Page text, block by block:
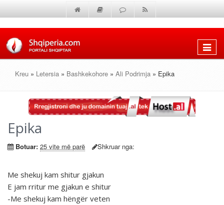
Shfaq
Kreu » Letersia » Bashkekohore » Ali Podrimja » Epika
Epika
Botuar: 25 vite më parë Shkruar nga:
Me shekuj kam shitur gjakun
E jam rritur me gjakun e shitur
-Me shekuj kam hëngër veten